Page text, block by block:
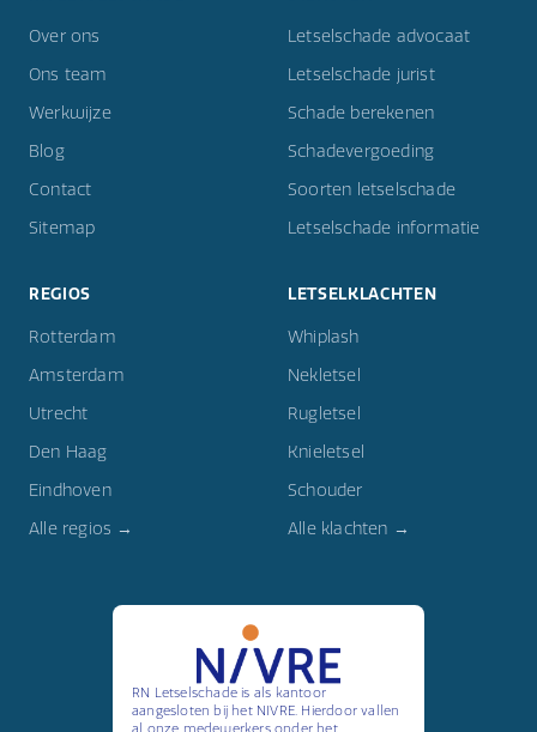
Over ons
Ons team
Werkwijze
Blog
Contact
Sitemap
Letselschade advocaat
Letselschade jurist
Schade berekenen
Schadevergoeding
Soorten letselschade
Letselschade informatie
REGIOS
Rotterdam
Amsterdam
Utrecht
Den Haag
Eindhoven
Alle regios →
LETSELKLACHTEN
Whiplash
Nekletsel
Rugletsel
Knieletsel
Schouder
Alle klachten →
RN Letselschade is als kantoor
aangesloten bij het NIVRE. Hierdoor vallen
al onze medewerkers onder het